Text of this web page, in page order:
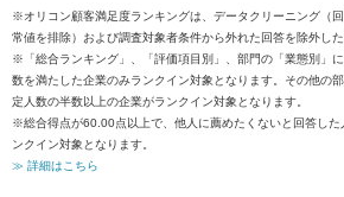
※オリコン顧客満足度ランキングは、データクリーニング（
常値を排除）および調査対象者条件から外れた回答を除外した
※「総合ランキング」、「評価項目別」、部門の「業態別」
数を満たした企業のみランクイン対象となります。その他の
定人数の半数以上の企業がランクイン対象となります。
※総合得点が60.00点以上で、他人に薦めたくないと回答した
ンクイン対象となります。
≫ 詳細はこちら